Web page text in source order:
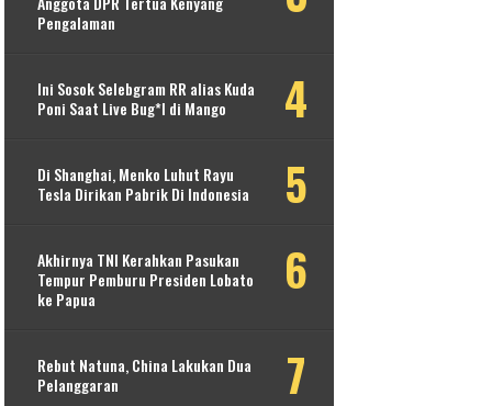
Pengalaman
Ini Sosok Selebgram RR alias Kuda
Poni Saat Live Bug*l di Mango
Di Shanghai, Menko Luhut Rayu
Tesla Dirikan Pabrik Di Indonesia
Akhirnya TNI Kerahkan Pasukan
Tempur Pemburu Presiden Lobato
ke Papua
Rebut Natuna, China Lakukan Dua
Pelanggaran